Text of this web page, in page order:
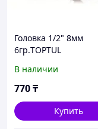
Головка 1/2" 8мм
6гр.TOPTUL
В наличии
770₸
Купить